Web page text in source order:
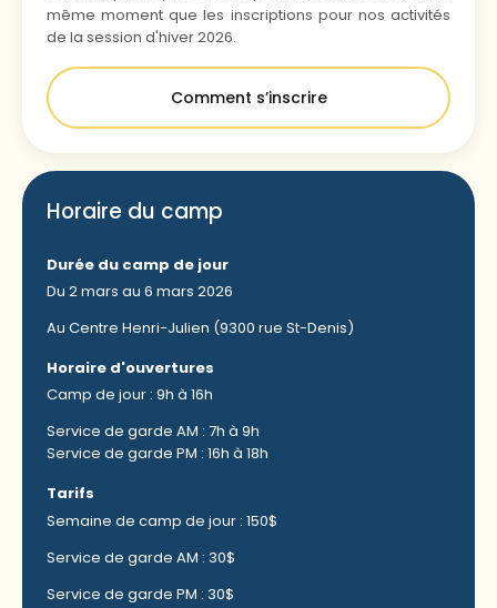
même moment que les inscriptions pour nos activités
de la session d'hiver 2026.
Comment s’inscrire
Horaire du camp
Durée du camp de jour
Du 2 mars au 6 mars 2026
Au Centre Henri-Julien (9300 rue St-Denis)
Horaire d'ouvertures
Camp de jour : 9h à 16h
Service de garde AM : 7h à 9h
Service de garde PM : 16h à 18h
Tarifs
Semaine de camp de jour : 150$
Service de garde AM : 30$
Service de garde PM : 30$